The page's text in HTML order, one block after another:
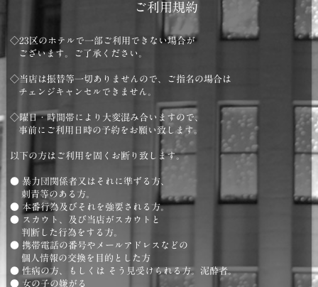
ご利用規約
◇23区のホテルで一部ご利用できない場合が
ございます。ご了承ください。
◇当店は振替等一切ありませんので、ご指名の場合は
チェンジキャンセルできません。
◇曜日・時間帯により大変混み合いますので、
事前にご利用日時の予約をお願い致します。
以下の方はご利用を固くお断り致します。
● 暴力団関係者又はそれに準ずる方、
刺青等のある方。
● 本番行為及びそれを強要される方。
● スカウト、及び当店がスカウトと
判断した行為をする方。
● 携帯電話の番号やメールアドレスなどの
個人情報の交換を目的とした方
● 性病の方、もしくは そう見受けられる方。泥酔者。
● 女の子の嫌がる